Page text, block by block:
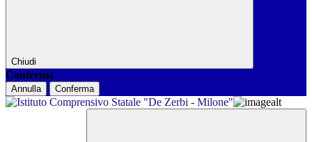
Chiudi
Conferma
Annulla Conferma